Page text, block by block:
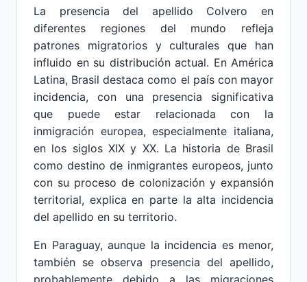
La presencia del apellido Colvero en
diferentes regiones del mundo refleja
patrones migratorios y culturales que han
influido en su distribución actual. En América
Latina, Brasil destaca como el país con mayor
incidencia, con una presencia significativa
que puede estar relacionada con la
inmigración europea, especialmente italiana,
en los siglos XIX y XX. La historia de Brasil
como destino de inmigrantes europeos, junto
con su proceso de colonización y expansión
territorial, explica en parte la alta incidencia
del apellido en su territorio.
En Paraguay, aunque la incidencia es menor,
también se observa presencia del apellido,
probablemente debido a las migraciones